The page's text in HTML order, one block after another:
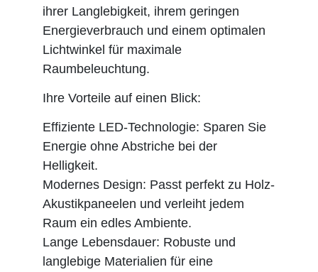
ihrer Langlebigkeit, ihrem geringen
Energieverbrauch und einem optimalen
Lichtwinkel für maximale
Raumbeleuchtung.
Ihre Vorteile auf einen Blick:
Effiziente LED-Technologie: Sparen Sie
Energie ohne Abstriche bei der
Helligkeit.
Modernes Design: Passt perfekt zu Holz-
Akustikpaneelen und verleiht jedem
Raum ein edles Ambiente.
Lange Lebensdauer: Robuste und
langlebige Materialien für eine